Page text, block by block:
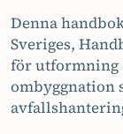
Denna
Sveriges,
för utformning
ombyggnation